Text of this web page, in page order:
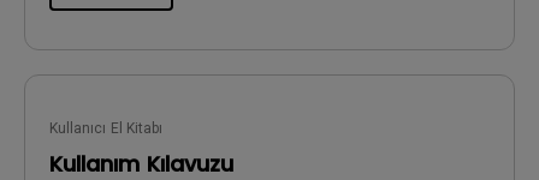
Kullanıcı El Kitabı
Kullanım Kılavuzu